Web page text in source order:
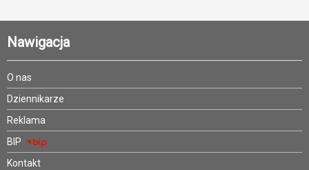
Nawigacja
O nas
Dziennikarze
Reklama
BIP
Kontakt